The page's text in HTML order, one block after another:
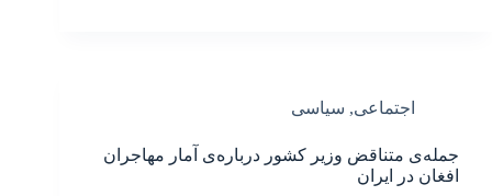
اجتماعی, سیاسی
جمله‌ی متناقض وزیر کشور درباره‌ی آمار مهاجران
افغان در ایران